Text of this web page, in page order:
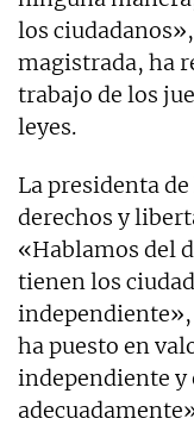
los
magistrada, ha
trabajo de los
leyes.
La presidenta
derechos y
«Hablamos del
tienen los
independiente»,
ha puesto en
independiente y